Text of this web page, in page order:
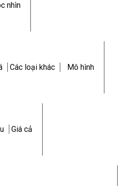
nhìn
Các loại khác Mô hình
Giá cả